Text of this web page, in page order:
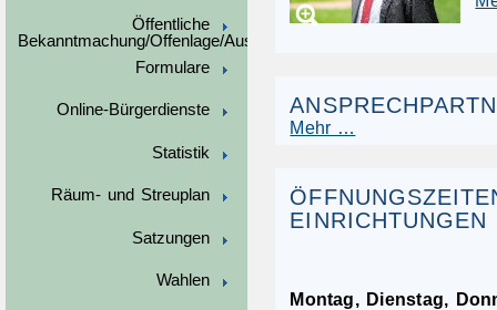
Öffentliche
Bekanntmachung/Offenlage/Ausschreibungen
Formulare
Online-Bürgerdienste
Statistik
Räum- und Streuplan
Satzungen
Wahlen
Mehr …
Montag, Dienstag,